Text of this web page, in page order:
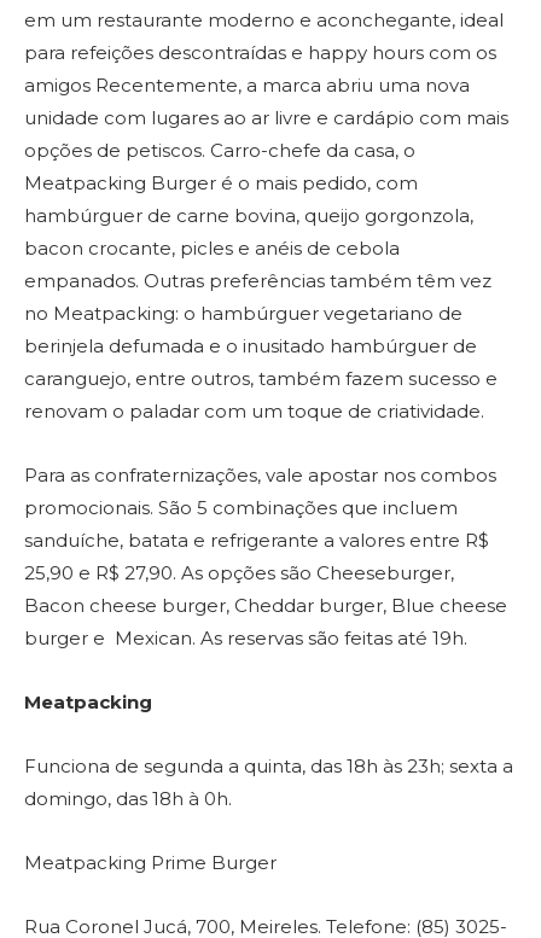
em um restaurante moderno e aconchegante, ideal
para refeições descontraídas e happy hours com os
amigos Recentemente, a marca abriu uma nova
unidade com lugares ao ar livre e cardápio com mais
opções de petiscos. Carro-chefe da casa, o
Meatpacking Burger é o mais pedido, com
hambúrguer de carne bovina, queijo gorgonzola,
bacon crocante, picles e anéis de cebola
empanados. Outras preferências também têm vez
no Meatpacking: o hambúrguer vegetariano de
berinjela defumada e o inusitado hambúrguer de
caranguejo, entre outros, também fazem sucesso e
renovam o paladar com um toque de criatividade.
Para as confraternizações, vale apostar nos combos
promocionais. São 5 combinações que incluem
sanduíche, batata e refrigerante a valores entre R$
25,90 e R$ 27,90. As opções são Cheeseburger,
Bacon cheese burger, Cheddar burger, Blue cheese
burger e Mexican. As reservas são feitas até 19h.
Meatpacking
Funciona de segunda a quinta, das 18h às 23h; sexta a
domingo, das 18h à 0h.
Meatpacking Prime Burger
Rua Coronel Jucá, 700, Meireles. Telefone: (85) 3025-